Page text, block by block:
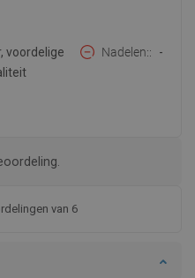
voordelige
Nadelen: -
van 6